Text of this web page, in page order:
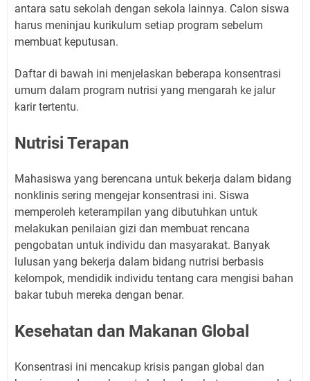
antara satu sekolah dengan sekola lainnya. Calon siswa
harus meninjau kurikulum setiap program sebelum
membuat keputusan.
Daftar di bawah ini menjelaskan beberapa konsentrasi
umum dalam program nutrisi yang mengarah ke jalur
karir tertentu.
Nutrisi Terapan
Mahasiswa yang berencana untuk bekerja dalam bidang
nonklinis sering mengejar konsentrasi ini. Siswa
memperoleh keterampilan yang dibutuhkan untuk
melakukan penilaian gizi dan membuat rencana
pengobatan untuk individu dan masyarakat. Banyak
lulusan yang bekerja dalam bidang nutrisi berbasis
kelompok, mendidik individu tentang cara mengisi bahan
bakar tubuh mereka dengan benar.
Kesehatan dan Makanan Global
Konsentrasi ini mencakup krisis pangan global dan